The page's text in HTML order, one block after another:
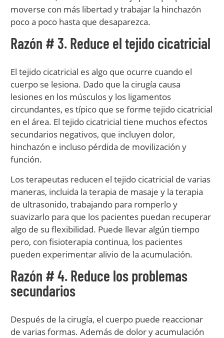
moverse con más libertad y trabajar la hinchazón
poco a poco hasta que desaparezca.
Razón # 3. Reduce el tejido cicatricial
El tejido cicatricial es algo que ocurre cuando el
cuerpo se lesiona. Dado que la cirugía causa
lesiones en los músculos y los ligamentos
circundantes, es típico que se forme tejido cicatricial
en el área. El tejido cicatricial tiene muchos efectos
secundarios negativos, que incluyen dolor,
hinchazón e incluso pérdida de movilización y
función.
Los terapeutas reducen el tejido cicatricial de varias
maneras, incluida la terapia de masaje y la terapia
de ultrasonido, trabajando para romperlo y
suavizarlo para que los pacientes puedan recuperar
algo de su flexibilidad. Puede llevar algún tiempo
pero, con fisioterapia continua, los pacientes
pueden experimentar alivio de la acumulación.
Razón # 4. Reduce los problemas
secundarios
Después de la cirugía, el cuerpo puede reaccionar
de varias formas. Además de dolor y acumulación